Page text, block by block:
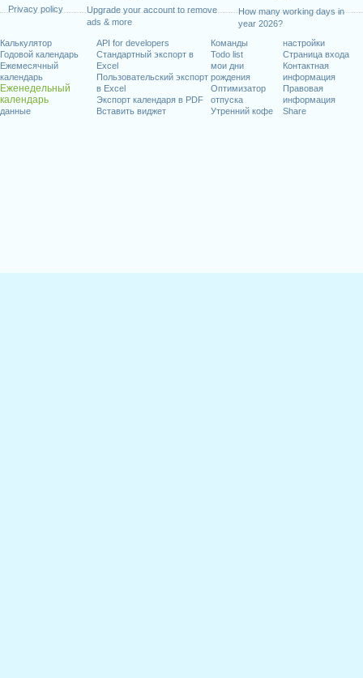
Privacy policy
Upgrade your account to remove
ads & more
How many working days in
year 2026?
Калькулятор
Годовой календарь
Ежемесячный
календарь
Еженедельный
календарь
данные
API for developers
Стандартный экспорт в
Excel
Пользовательский экспорт
в Excel
Экспорт календаря в PDF
Вставить виджет
Команды
Todo list
мои дни
рождения
Оптимизатор
отпуска
Утренний кофе
настройки
Страница входа
Контактная
информация
Правовая
информация
Share